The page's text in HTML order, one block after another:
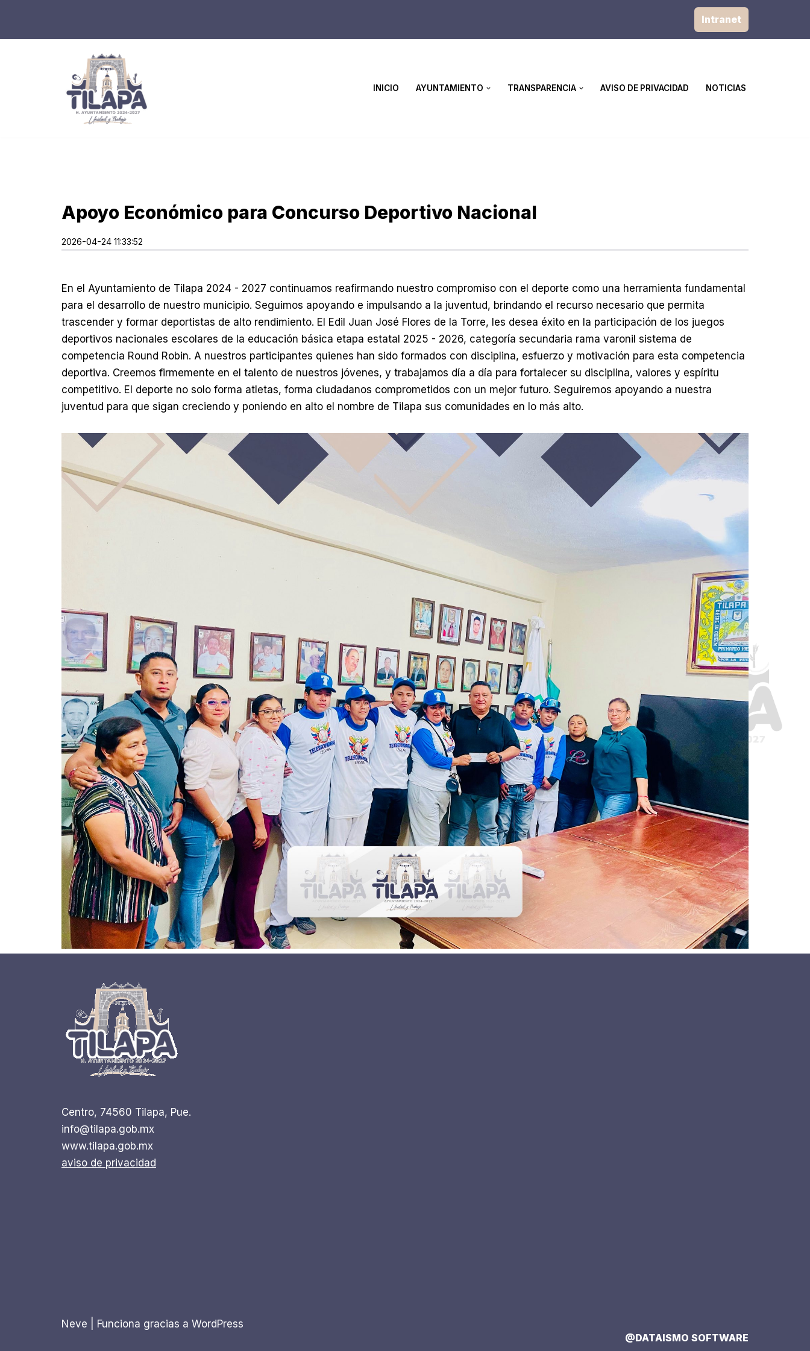
Intranet
INICIO AYUNTAMIENTO TRANSPARENCIA AVISO DE PRIVACIDAD NOTICIAS
Apoyo Económico para Concurso Deportivo Nacional
2026-04-24 11:33:52
En el Ayuntamiento de Tilapa 2024 - 2027 continuamos reafirmando nuestro compromiso con el deporte como una herramienta fundamental
para el desarrollo de nuestro municipio. Seguimos apoyando e impulsando a la juventud, brindando el recurso necesario que permita
trascender y formar deportistas de alto rendimiento. El Edil Juan José Flores de la Torre, les desea éxito en la participación de los juegos
deportivos nacionales escolares de la educación básica etapa estatal 2025 - 2026, categoría secundaria rama varonil sistema de
competencia Round Robin. A nuestros participantes quienes han sido formados con disciplina, esfuerzo y motivación para esta competencia
deportiva. Creemos firmemente en el talento de nuestros jóvenes, y trabajamos día a día para fortalecer su disciplina, valores y espíritu
competitivo. El deporte no solo forma atletas, forma ciudadanos comprometidos con un mejor futuro. Seguiremos apoyando a nuestra
juventud para que sigan creciendo y poniendo en alto el nombre de Tilapa sus comunidades en lo más alto.
Centro, 74560 Tilapa, Pue.
info@tilapa.gob.mx
www.tilapa.gob.mx
aviso de privacidad
Neve | Funciona gracias a WordPress
@DATAISMO SOFTWARE